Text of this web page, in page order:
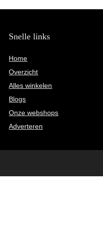
Snelle links
Home
Overzicht
Alles winkelen
Blogs
Onze webshops
Adverteren